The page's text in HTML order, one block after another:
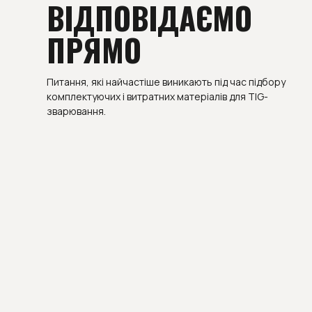
ВІДПОВІДАЄМО
ПРЯМО
Питання, які найчастіше виникають під час підбору
комплектуючих і витратних матеріалів для TIG-
зварювання.